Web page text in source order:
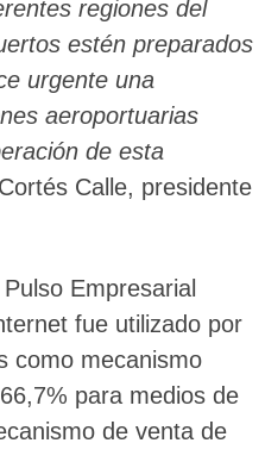
regiones del
estén preparados
urgente una
aeroportuarias
de esta
Calle, presidente
Empresarial
fue utilizado por
como mecanismo
para medios de
de venta de